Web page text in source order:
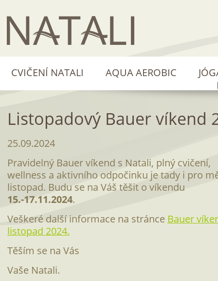
Listopadový Bauer víkend
25.09.2024
Pravidelný Bauer víkend s Natali, plný cvičení,
wellness a aktivního odpočinku je tady i pro
listopad. Budu se na Váš těšit o víkendu
15.-17.11.2024.
Veškeré další informace na stránce Bauer
listopad 2024.
Těším se na Vás
Vaše Natali.
CVIČENÍ NATALI AQUA AEROBIC